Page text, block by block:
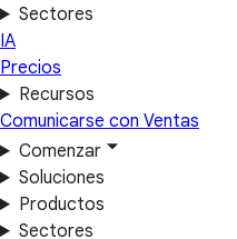
Sectores
IA
Precios
Recursos
Comunicarse con Ventas
Comenzar
Soluciones
Productos
Sectores